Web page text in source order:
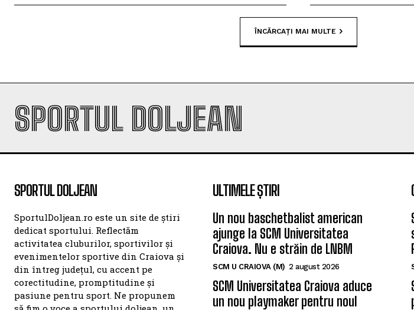
ÎNCĂRCAȚI MAI MULTE
SPORTUL DOLJEAN
SPORTUL DOLJEAN
SportulDoljean.ro este un site de știri
dedicat sportului. Reflectăm
activitatea cluburilor, sportivilor și
evenimentelor sportive din Craiova și
din întreg județul, cu accent pe
corectitudine, promptitudine și
pasiune pentru sport. Ne propunem
ULTIMELE ȘTIRI
Un nou baschetbalist american
ajunge la SCM Universitatea
Craiova. Nu e străin de LNBM
SCM U CRAIOVA (M) 2 august 2026
SCM Universitatea Craiova aduce
un nou playmaker pentru noul